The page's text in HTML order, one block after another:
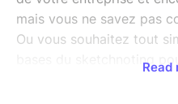
mais vous ne savez pas
Ou vous souhaitez tout
bases du sketchnotingRead